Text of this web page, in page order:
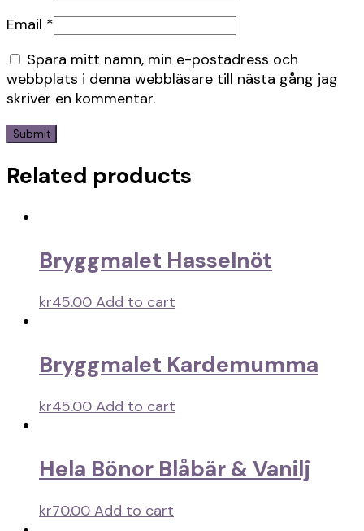
Email *
Spara mitt namn, min e-postadress och
webbplats i denna webbläsare till nästa gång jag
skriver en kommentar.
Related products
Bryggmalet Hasselnöt
kr45.00 Add to cart
Bryggmalet Kardemumma
kr45.00 Add to cart
Hela Bönor Blåbär & Vanilj
kr70.00 Add to cart